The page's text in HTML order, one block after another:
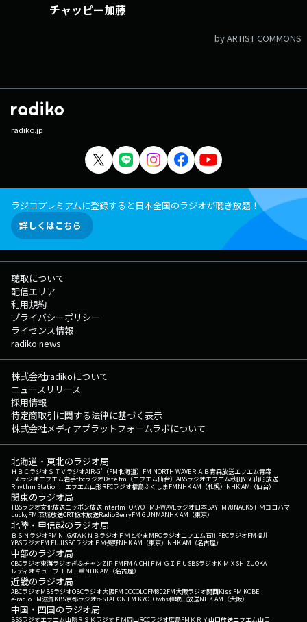
チャッピー加藤
by ARTIST COMMONS
radiko.jp
ラジコプレミアムに登録すると日本全国のラジオが聴き放題！
詳しくはこちら
聴取について
配信エリア
利用規約
プライバシーポリシー
ライセンス情報
radiko news
株式会社radikoについて
ニュースリリース
採用情報
特定商取引に関する法律に基づく表示
株式会社メディアプラットフォームラボについて
北海道・東北のラジオ局
ＨＢＣラジオＳＴＶラジオAIR-G'（FM北海道） FM NORTH WAVEＲＡＢ青森放送エフエム青森
IBCラジオエフエム岩手tbcラジオDate fm（エフエム仙台） ABSラジオエフエム秋田YBC山形放送
Rhythm Station エフエム山形RFCラジオ福島ふくしまFMNHK AM（札幌） NHK AM（仙台）
関東のラジオ局
TBSラジオ文化放送ニッポン放送interfmTOKYO FMJ-WAVEラジオ日本BAYFM78NACK5 ＦＭヨコハマ
LuckyFM 茨城放送CRT栃木放送RadioBerryFM GUNMANHK AM（東京）
北陸・甲信越のラジオ局
ＢＳＮラジオFM NIIGATAＫＮＢラジオ ＦＭとやまMROラジオエフエム石川FBCラジオFM福井
YBSラジオFM FUJISBCラジオ ＦＭ長野NHK AM（東京） NHK AM（名古屋）
中部のラジオ局
CBCラジオ東海ラジオぎふチャンZIP-FMFM AICHI ＦＭ ＧＩＦＵ SBSラジオK-MIX SHIZUOKA
レディオキューブ ＦＭ三重NHK AM（名古屋）
近畿のラジオ局
ABCラジオMBSラジオOBCラジオ大阪FM COCOLOFM802FM大阪ラジオ関西Kiss FM KOBE
e-radio FM滋賀KBS京都ラジオα-STATION FM KYOTOwbs和歌山放送NHK AM（大阪）
中国・四国のラジオ局
BSSラジオエフエム山陰ＲＳＫラジオ ＦＭ岡山RCCラジオ広島FM ＫＲＹ山口放送エフエム山口